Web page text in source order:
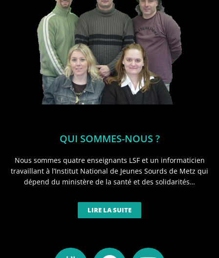
QUI SOMMES-NOUS ?
Nous sommes quatre enseignants LSF et un informaticien
travaillant à l’Institut National de Jeunes Sourds de Metz qui
dépend du ministère de la santé et des solidarités…
LIRE LA SUITE